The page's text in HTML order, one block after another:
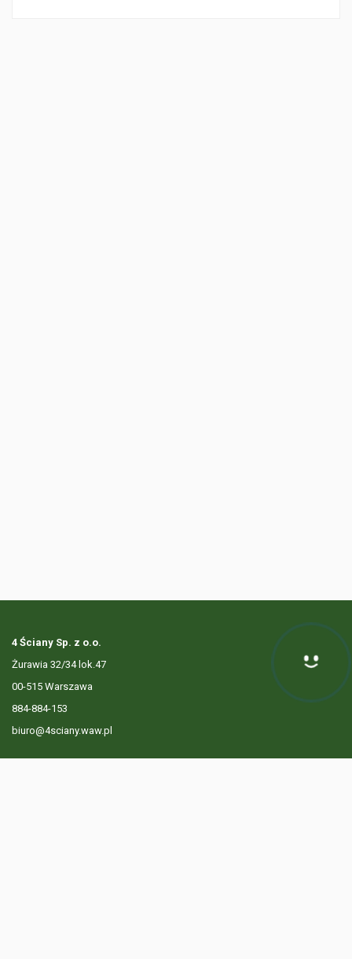
4 Ściany Sp. z o.o.
Żurawia 32/34 lok.47
00-515 Warszawa
884-884-153
biuro@4sciany.waw.pl